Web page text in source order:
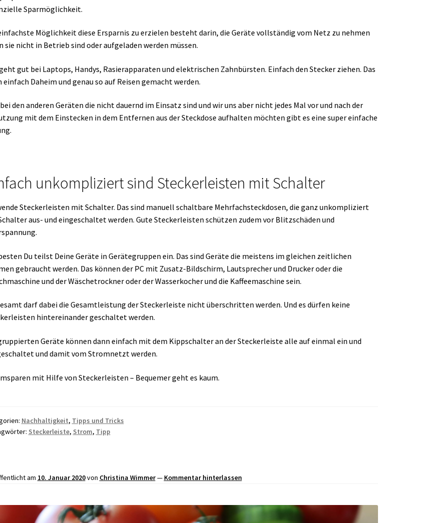
Sparmöglichkeit.
Möglichkeit diese Ersparnis zu erzielen besteht darin, die Geräte vollständig vom Netz zu nehmen
sie nicht in Betrieb sind oder aufgeladen werden müssen.
gut bei Laptops, Handys, Rasierapparaten und elektrischen Zahnbürsten. Einfach den Stecker ziehen. Das
einfach Daheim und genau so auf Reisen gemacht werden.
den anderen Geräten die nicht dauernd im Einsatz sind und wir uns aber nicht jedes Mal vor und nach der
mit dem Einstecken in dem Entfernen aus der Steckdose aufhalten möchten gibt es eine super einfache
unkompliziert sind Steckerleisten mit Schalter
Steckerleisten mit Schalter. Das sind manuell schaltbare Mehrfachsteckdosen, die ganz unkompliziert
aus- und eingeschaltet werden. Gute Steckerleisten schützen zudem vor Blitzschäden und
Du teilst Deine Geräte in Gerätegruppen ein. Das sind Geräte die meistens im gleichen zeitlichen
gebraucht werden. Das können der PC mit Zusatz-Bildschirm, Lautsprecher und Drucker oder die
und der Wäschetrockner oder der Wasserkocher und die Kaffeemaschine sein.
darf dabei die Gesamtleistung der Steckerleiste nicht überschritten werden. Und es dürfen keine
hintereinander geschaltet werden.
Geräte können dann einfach mit dem Kippschalter an der Steckerleiste alle auf einmal ein und
und damit vom Stromnetzt werden.
mit Hilfe von Steckerleisten – Bequemer geht es kaum.
Nachhaltigkeit, Tipps und Tricks
Steckerleiste, Strom, Tipp
am 10. Januar 2020von Christina Wimmer— Kommentar hinterlassen